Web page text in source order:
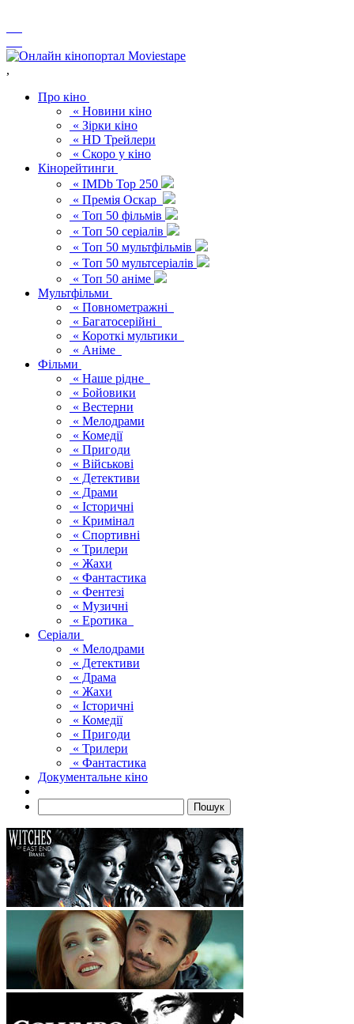
,
Про кіно
« Новини кіно
« Зірки кіно
« HD Трейлери
« Скоро у кіно
Кінорейтинги
« IMDb Top 250
« Премія Оскар
« Топ 50 фільмів
« Топ 50 серіалів
« Топ 50 мультфільмів
« Топ 50 мультсеріалів
« Топ 50 аніме
Мультфільми
« Повнометражні
« Багатосерійні
« Короткі мультики
« Аніме
Фільми
« Наше рідне
« Бойовики
« Вестерни
« Мелодрами
« Комедії
« Пригоди
« Військові
« Детективи
« Драми
« Історичні
« Кримінал
« Спортивні
« Трилери
« Жахи
« Фантастика
« Фентезі
« Музичні
« Еротика
Серіали
« Мелодрами
« Детективи
« Драма
« Жахи
« Історичні
« Комедії
« Пригоди
« Трилери
« Фантастика
Документальне кіно
Пошук